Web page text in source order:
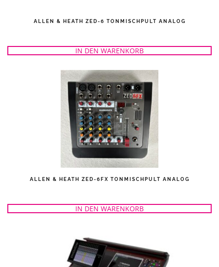
ALLEN & HEATH ZED-6 TONMISCHPULT ANALOG
IN DEN WARENKORB
ALLEN & HEATH ZED-6FX TONMISCHPULT ANALOG
IN DEN WARENKORB